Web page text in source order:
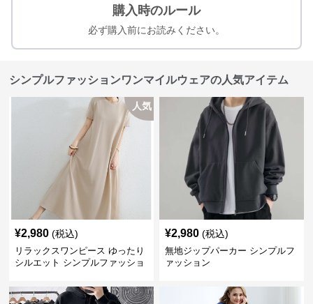
購入時のルール
必ず購入前にお読みください。
シンプルファッションワンマイルウェアの人気アイテム
人気
¥2,980 (税込)
リラックスワンピース ゆったり
シルエット シンプルファッショ
¥2,980 (税込)
無地ジップパーカー シンプルフ
ァッション